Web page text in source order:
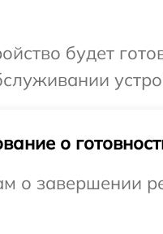
будет
о
о завершении